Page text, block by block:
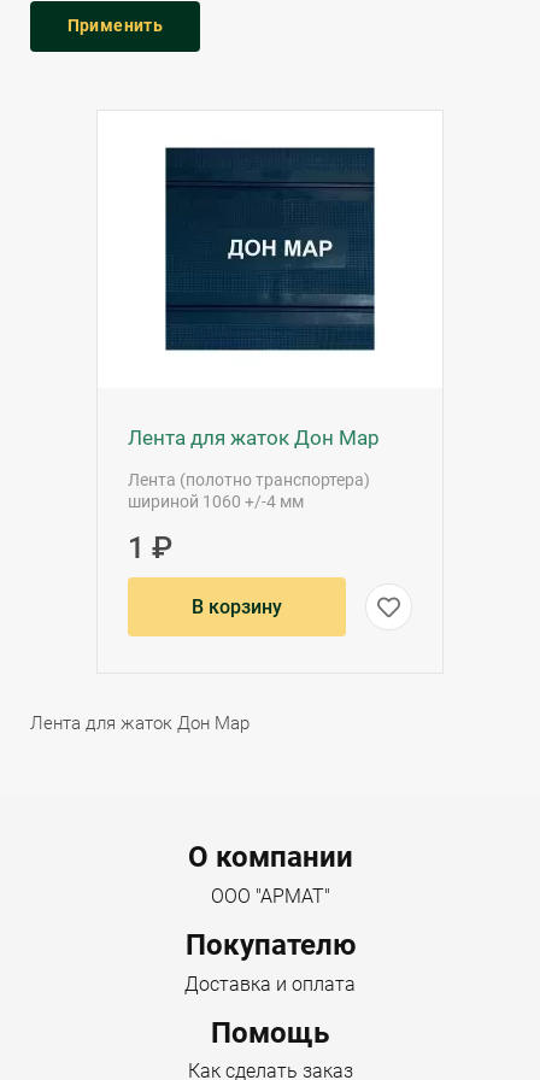
Лента для жаток Дон Мар
Лента (полотно транспортера)
шириной 1060 +/-4 мм
1 ₽
В корзину
Лента для жаток Дон Мар
Menu footerО компании
ООО "АРМАТ"
Покупателю
Доставка и оплата
Помощь
Как сделать заказ